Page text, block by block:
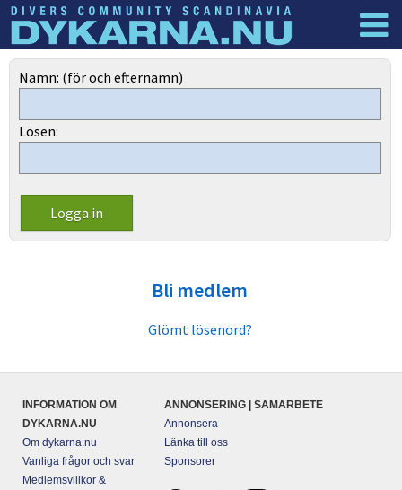
Dyknyheter
Namn: (för och efternamn)
Lösen:
Bli medlem
Glömt lösenord?
INFORMATION OM
DYKARNA.NU
Om dykarna.nu
Vanliga frågor och svar
Medlemsvillkor &
ANNONSERING | SAMARBETE
Annonsera
Länka till oss
Sponsorer